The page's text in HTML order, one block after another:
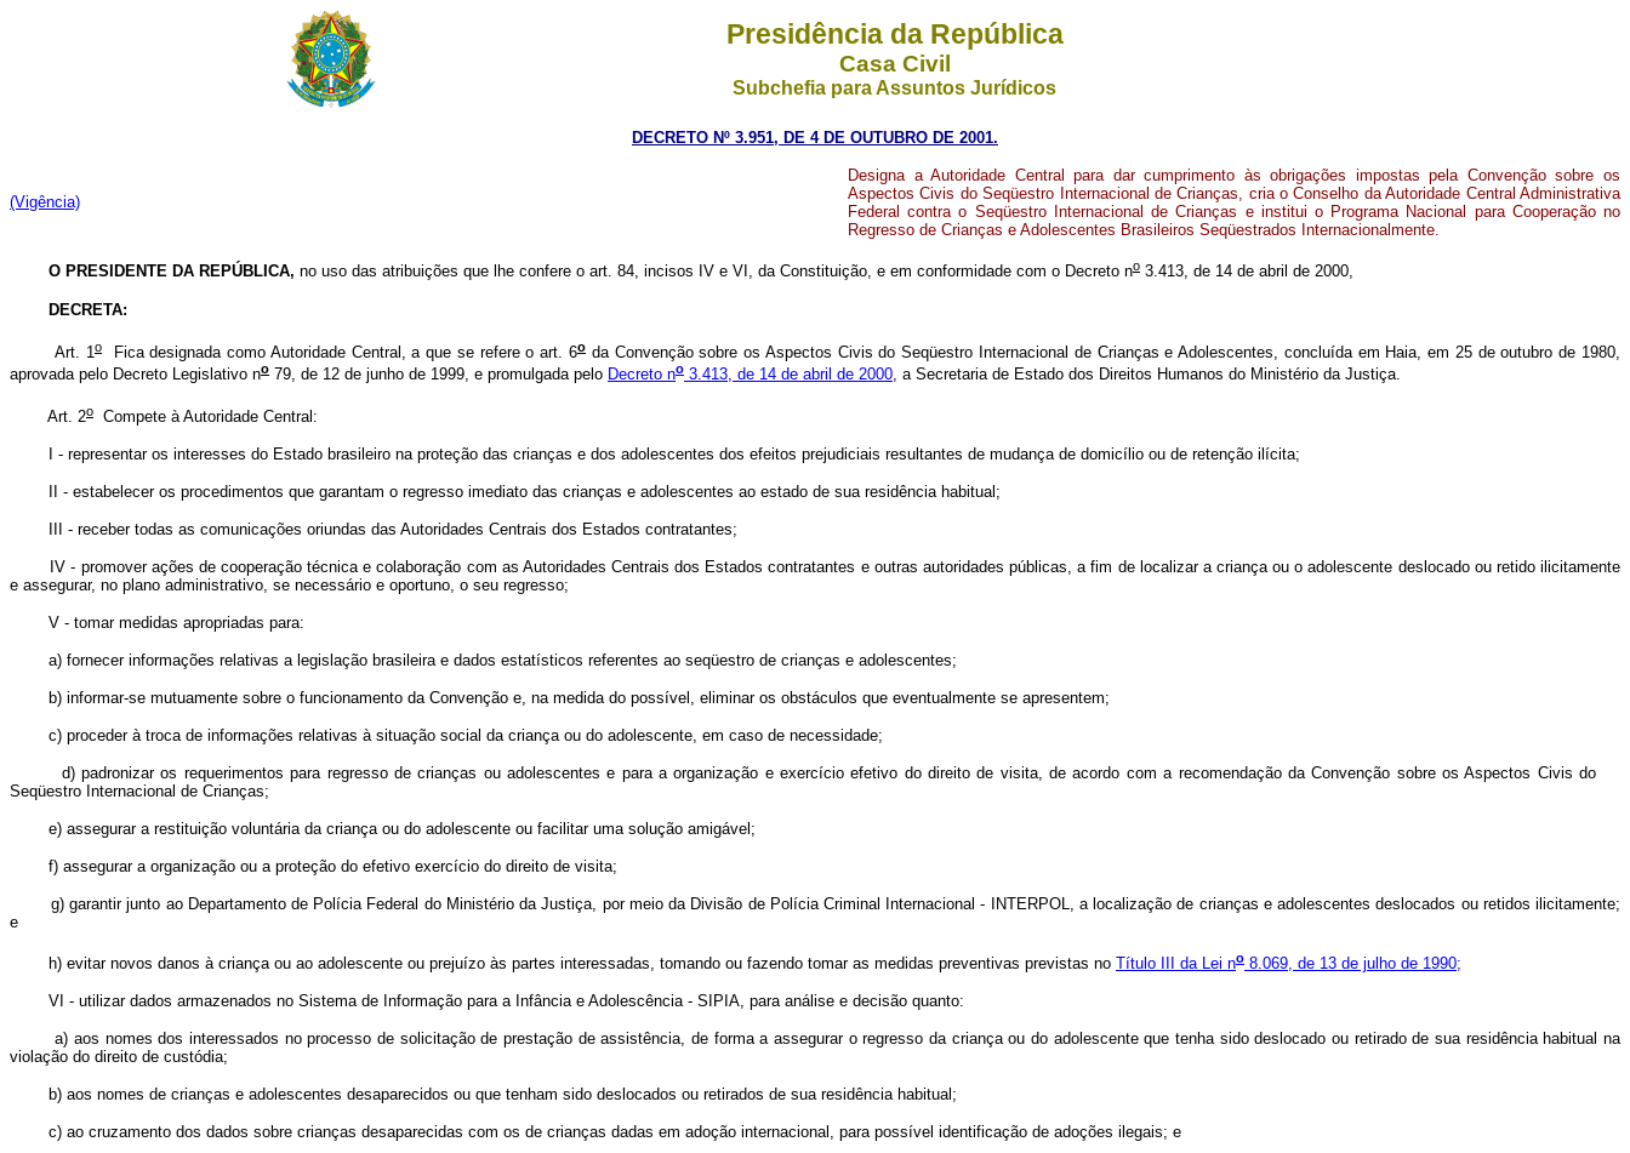
Presidência da República
Casa Civil
Subchefia para Assuntos Jurídicos
DECRETO Nº 3.951, DE 4 DE OUTUBRO DE 2001.
(Vigência)
Designa a Autoridade Central para dar cumprimento às obrigações impostas pela Convenção sobre os
Aspectos Civis do Seqüestro Internacional de Crianças, cria o Conselho da Autoridade Central Administrativa
Federal contra o Seqüestro Internacional de Crianças e institui o Programa Nacional para Cooperação no
Regresso de Crianças e Adolescentes Brasileiros Seqüestrados Internacionalmente.
O PRESIDENTE DA REPÚBLICA, no uso das atribuições que lhe confere o art. 84, incisos IV e VI, da Constituição, e em conformidade com o Decreto no 3.413, de 14 de abril de 2000,
DECRETA:
Art. 1 oFica designada como Autoridade Central, a que se refere o art. 6o da Convenção sobre os Aspectos Civis do Seqüestro Internacional de Crianças e Adolescentes, concluída em Haia, em 25 de outubro de 1980,
aprovada pelo Decreto Legislativo no 79, de 12 de junho de 1999, e promulgada pelo Decreto no 3.413, de 14 de abril de 2000, a Secretaria de Estado dos Direitos Humanos do Ministério da Justiça.
Art. 2o Compete à Autoridade Central:
I - representar os interesses do Estado brasileiro na proteção das crianças e dos adolescentes dos efeitos prejudiciais resultantes de mudança de domicílio ou de retenção ilícita;
II - estabelecer os procedimentos que garantam o regresso imediato das crianças e adolescentes ao estado de sua residência habitual;
III - receber todas as comunicações oriundas das Autoridades Centrais dos Estados contratantes;
IV - promover ações de cooperação técnica e colaboração com as Autoridades Centrais dos Estados contratantes e outras autoridades públicas, a fim de localizar a criança ou o adolescente deslocado ou retido ilicitamente
e assegurar, no plano administrativo, se necessário e oportuno, o seu regresso;
V - tomar medidas apropriadas para:
a) fornecer informações relativas a legislação brasileira e dados estatísticos referentes ao seqüestro de crianças e adolescentes;
b) informar-se mutuamente sobre o funcionamento da Convenção e, na medida do possível, eliminar os obstáculos que eventualmente se apresentem;
c) proceder à troca de informações relativas à situação social da criança ou do adolescente, em caso de necessidade;
d) padronizar os requerimentos para regresso de crianças ou adolescentes e para a organização e exercício efetivo do direito de visita, de acordo com a recomendação da Convenção sobre os Aspectos Civis do
Seqüestro Internacional de Crianças;
e) assegurar a restituição voluntária da criança ou do adolescente ou facilitar uma solução amigável;
f) assegurar a organização ou a proteção do efetivo exercício do direito de visita;
g) garantir junto ao Departamento de Polícia Federal do Ministério da Justiça, por meio da Divisão de Polícia Criminal Internacional - INTERPOL, a localização de crianças e adolescentes deslocados ou retidos ilicitamente;
e
h) evitar novos danos à criança ou ao adolescente ou prejuízo às partes interessadas, tomando ou fazendo tomar as medidas preventivas previstas no Título III da Lei no 8.069, de 13 de julho de 1990;
VI - utilizar dados armazenados no Sistema de Informação para a Infância e Adolescência - SIPIA, para análise e decisão quanto:
a) aos nomes dos interessados no processo de solicitação de prestação de assistência, de forma a assegurar o regresso da criança ou do adolescente que tenha sido deslocado ou retirado de sua residência habitual na
violação do direito de custódia;
b) aos nomes de crianças e adolescentes desaparecidos ou que tenham sido deslocados ou retirados de sua residência habitual;
c) ao cruzamento dos dados sobre crianças desaparecidas com os de crianças dadas em adoção internacional, para possível identificação de adoções ilegais; e